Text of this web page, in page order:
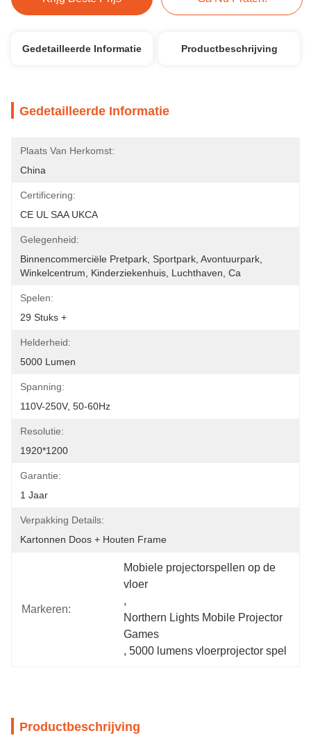
Gedetailleerde Informatie Productbeschrijving
Gedetailleerde Informatie
Plaats Van Herkomst:
China
Certificering:
CE UL SAA UKCA
Gelegenheid:
Binnencommerciële Pretpark, Sportpark, Avontuurpark,
Winkelcentrum, Kinderziekenhuis, Luchthaven, Ca
Spelen:
29 Stuks +
Helderheid:
5000 Lumen
Spanning:
110V-250V, 50-60Hz
Resolutie:
1920*1200
Garantie:
1 Jaar
Verpakking Details:
Kartonnen Doos + Houten Frame
Markeren:
Mobiele projectorspellen op de
vloer
,
Northern Lights Mobile Projector
Games
, 5000 lumens vloerprojector spel
Productbeschrijving